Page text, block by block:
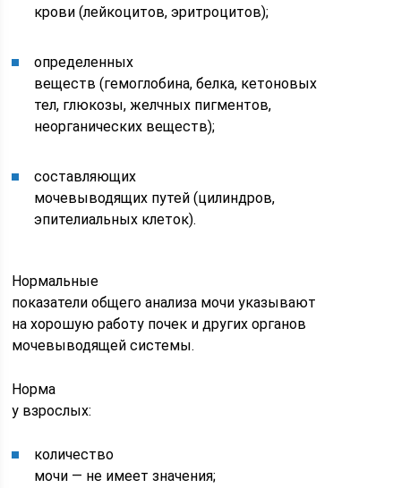
крови (лейкоцитов, эритроцитов);
определенных
веществ (гемоглобина, белка, кетоновых
тел, глюкозы, желчных пигментов,
неорганических веществ);
составляющих
мочевыводящих путей (цилиндров,
эпителиальных клеток).
Нормальные
показатели общего анализа мочи указывают
на хорошую работу почек и других органов
мочевыводящей системы.
Норма
у взрослых:
количество
мочи — не имеет значения;